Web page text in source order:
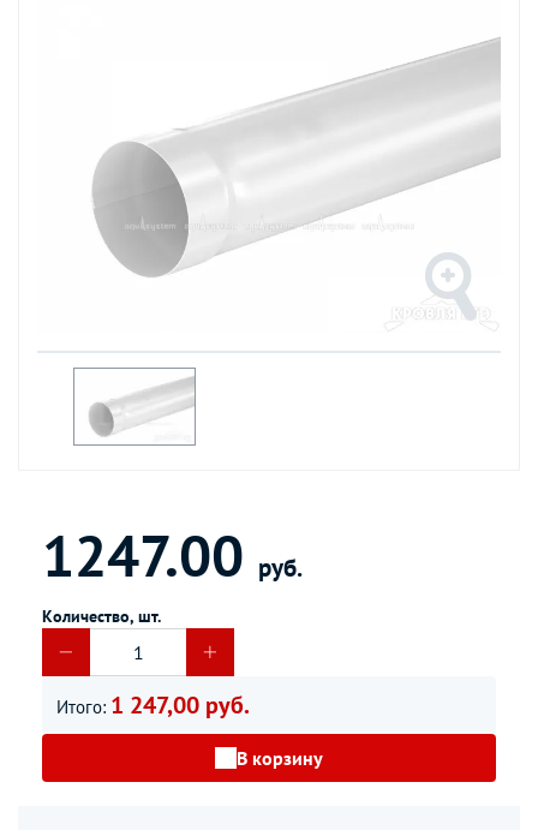
1247.00 руб.
Количество, шт.
Итого: 1 247,00 руб.
В корзину